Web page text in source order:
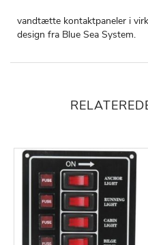
vandtætte kontaktpaneler i
design fra Blue Sea System.